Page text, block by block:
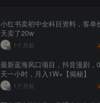
小红书卖初中全科目资料，客单
天卖了20w
1个月前
最新蓝海风口项目，抖音漫剧，
天一小时，月入1W+【揭秘】
1个月前